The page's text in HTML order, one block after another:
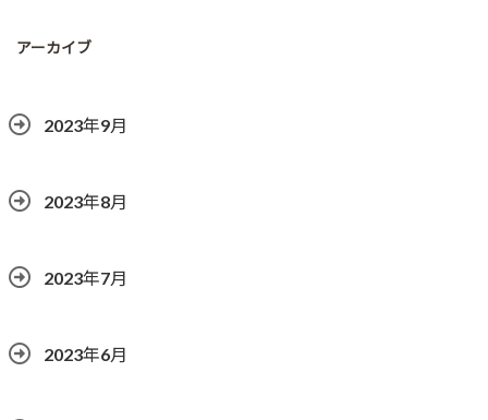
アーカイブ
2023年9月
2023年8月
2023年7月
2023年6月